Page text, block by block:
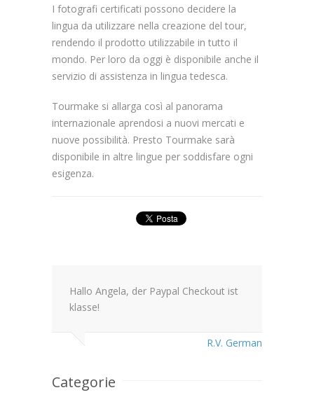
I fotografi certificati possono decidere la
lingua da utilizzare nella creazione del tour,
rendendo il prodotto utilizzabile in tutto il
mondo. Per loro da oggi è disponibile anche il
servizio di assistenza in lingua tedesca.
Tourmake si allarga così al panorama
internazionale aprendosi a nuovi mercati e
nuove possibilità. Presto Tourmake sarà
disponibile in altre lingue per soddisfare ogni
esigenza.
Hallo Angela, der Paypal Checkout ist
klasse!
R.V. German
Categorie